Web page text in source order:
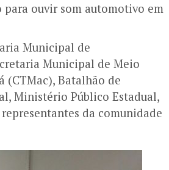
ouvir som automotivo em
Municipal de
Municipal de Meio
(CTMac), Batalhão de
Ministério Público Estadual,
da comunidade